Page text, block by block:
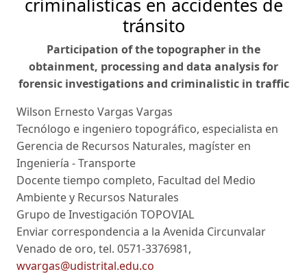
criminalísticas en accidentes de
tránsito
Participation of the topographer in the
obtainment, processing and data analysis for
forensic investigations and criminalistic in traffic
Wilson Ernesto Vargas Vargas
Tecnólogo e ingeniero topográfico, especialista en
Gerencia de Recursos Naturales, magíster en
Ingeniería - Transporte
Docente tiempo completo, Facultad del Medio
Ambiente y Recursos Naturales
Grupo de Investigación TOPOVIAL
Enviar correspondencia a la Avenida Circunvalar
Venado de oro, tel. 0571-3376981,
wvargas@udistrital.edu.co